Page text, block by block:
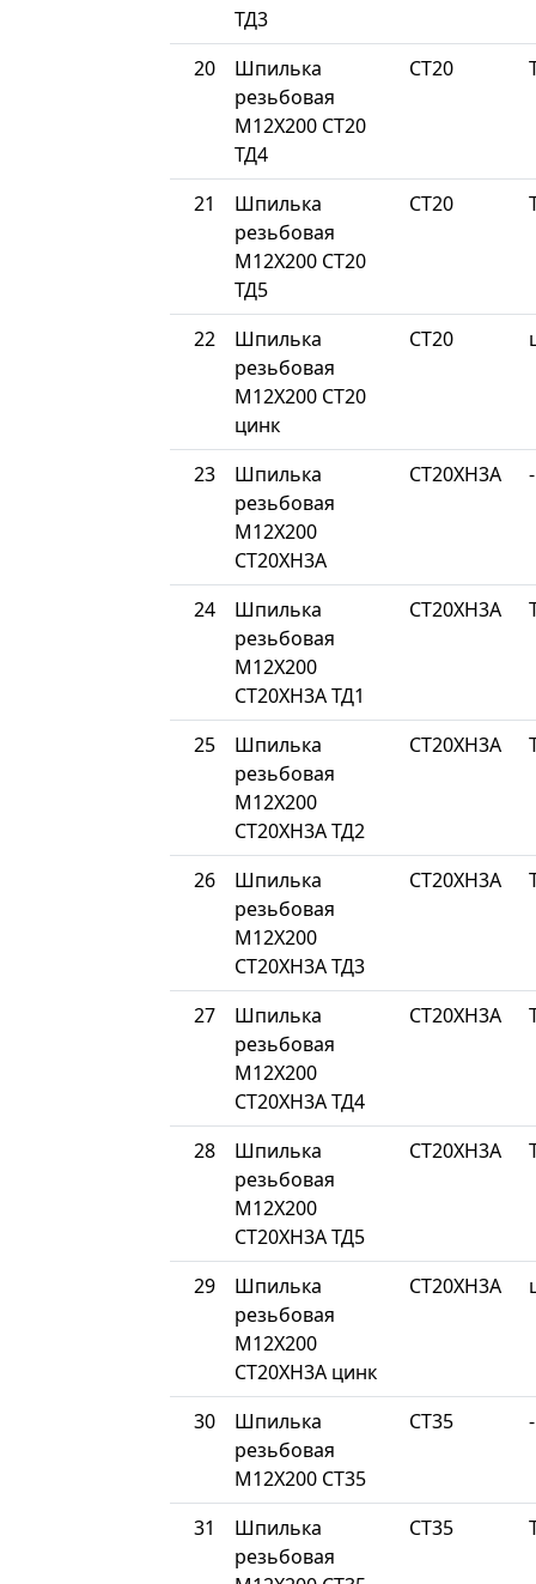
ТД3
20
Шпилька
резьбовая
М12Х200 СТ20
ТД4
СТ20
21
Шпилька
резьбовая
М12Х200 СТ20
ТД5
СТ20
22
Шпилька
резьбовая
М12Х200 СТ20
цинк
СТ20
23
Шпилька
резьбовая
М12Х200
СТ20ХН3А
СТ20ХН3А -
24
Шпилька
резьбовая
М12Х200
СТ20ХН3А ТД1
СТ20ХН3А
25
Шпилька
резьбовая
М12Х200
СТ20ХН3А ТД2
СТ20ХН3А
26
Шпилька
резьбовая
М12Х200
СТ20ХН3А ТД3
СТ20ХН3А
27
Шпилька
резьбовая
М12Х200
СТ20ХН3А ТД4
СТ20ХН3А
28
Шпилька
резьбовая
М12Х200
СТ20ХН3А ТД5
СТ20ХН3А
29
Шпилька
резьбовая
М12Х200
СТ20ХН3А цинк
СТ20ХН3А
30
Шпилька
резьбовая
М12Х200 СТ35
СТ35 -
31
Шпилька
резьбовая
СТ35